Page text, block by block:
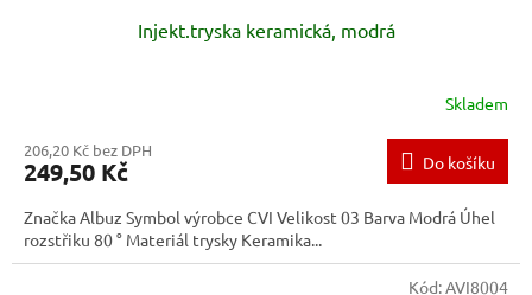
Injekt.tryska keramická, modrá
Skladem
206,20 Kč bez DPH
249,50 Kč Do košíku
Značka Albuz Symbol výrobce CVI Velikost 03 Barva Modrá Úhel
rozstřiku 80 ° Materiál trysky Keramika...
Kód:AVI8004